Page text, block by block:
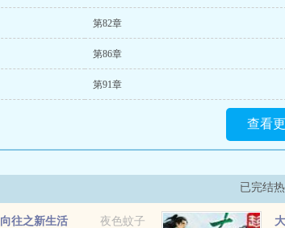
第82章
第86章
第91章
查看
已完结
夜色蚊子
向往之新生活